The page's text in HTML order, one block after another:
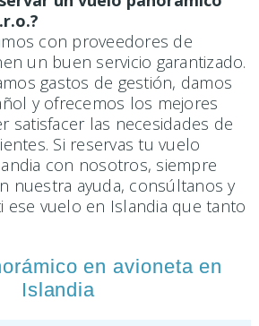
con proveedores de
un buen servicio garantizado.
gastos de gestión, damos
y ofrecemos los mejores
satisfacer las necesidades de
Si reservas tu vuelo
con nosotros, siempre
nuestra ayuda, consúltanos y
ese vuelo en Islandia que tanto